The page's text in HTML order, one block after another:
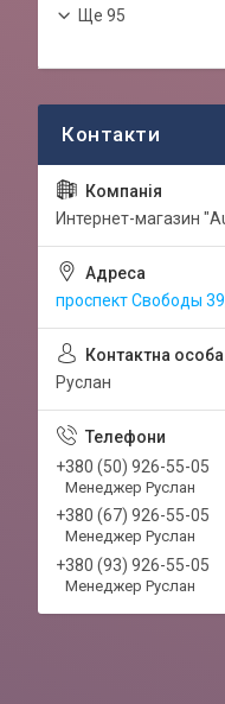
Ще 95
Интернет-магазин
проспект Свободы
Руслан
+380 (50) 926-55-05
Менеджер Руслан
+380 (67) 926-55-05
Менеджер Руслан
+380 (93) 926-55-05
Менеджер Руслан